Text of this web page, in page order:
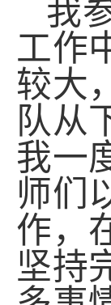
我
工作
较大
队从
我一
师们
作，
坚持